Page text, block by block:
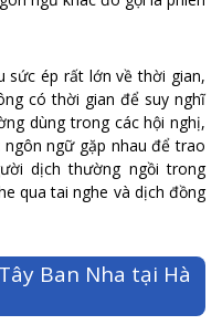
sức ép rất lớn về thời gian,
có thời gian để suy nghĩ
dùng trong các hội nghị,
ngữ gặp nhau để trao
dịch thường ngồi trong
qua tai nghe và dịch đồng
Ban Nha tại Hà